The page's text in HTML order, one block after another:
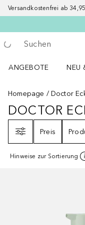
Versandkostenfrei ab
Gehe zurück
Suche ausführen
ANGEBOTE
NEU
Homepage
Doctor
DOCTOR
DOCTOR
Preis
Hinweise zur Sortierung